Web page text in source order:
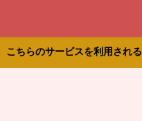
ちらのサービスを利用され